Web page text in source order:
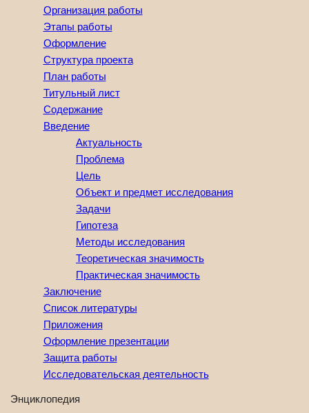
Организация работы
Этапы работы
Оформление
Структура проекта
План работы
Титульный лист
Содержание
Введение
Актуальность
Проблема
Цель
Объект и предмет исследования
Задачи
Гипотеза
Методы исследования
Теоретическая значимость
Практическая значимость
Заключение
Список литературы
Приложения
Оформление презентации
Защита работы
Исследовательская деятельность
Энциклопедия